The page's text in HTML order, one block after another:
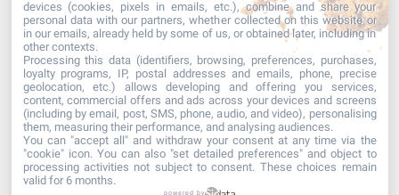
Mehr laden... Auf Instagram folgen
devices (cookies, pixels in emails, etc.), combine and share your
personal data with our partners, whether collected on this website or
in our emails, already held by some of us, or obtained later, including in
other contexts.
Processing this data (identifiers, browsing, preferences, purchases,
loyalty programs, IP, postal addresses and emails, phone, precise
geolocation, etc.) allows developing and offering you services,
content, commercial offers and ads across your devices and screens
(including by email, post, SMS, phone, audio, and video), personalising
them, measuring their performance, and analysing audiences.
You can "accept all" and withdraw your consent at any time via the
"cookie" icon. You can also "set detailed preferences" and object to
processing activities not subject to consent. These choices remain
valid for 6 months.
powered by